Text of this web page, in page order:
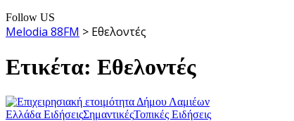
Follow US
Melodia 88FM > Εθελοντές
Ετικέτα: Εθελοντές
Ελλάδα ΕιδήσειςΣημαντικέςΤοπικές Ειδήσεις